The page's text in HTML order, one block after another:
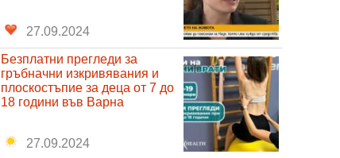
27.09.2024
Безплатни прегледи за
гръбначни изкривявания и
плоскостъпие за деца от 7 до
18 години във Варна
27.09.2024